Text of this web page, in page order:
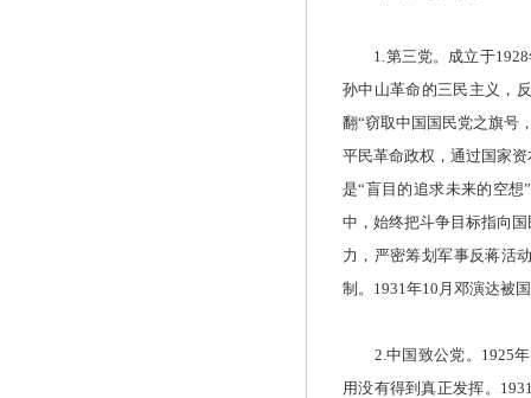
1.第三党。成立于1928
孙中山革命的三民主义，
翻“窃取中国国民党之旗号
平民革命政权，通过国家
是“盲目的追求未来的空
中，始终把斗争目标指向
力，严密筹划军事反蒋活
制。1931年10月邓演达被
2.中国致公党。1925年
用没有得到真正发挥。